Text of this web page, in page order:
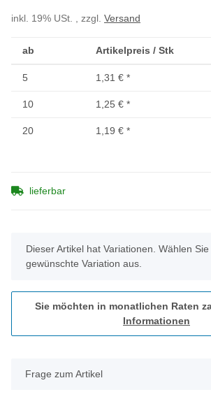
inkl. 19% USt. , zzgl. Versand
ab Artikelpreis / Stk
5 1,31 € *
10 1,25 € *
20 1,19 € *
lieferbar
x
Dieser Artikel hat Variationen. Wählen
gewünschte Variation aus.
Sie möchten in monatlichen Raten
Informationen
Frage zum Artikel